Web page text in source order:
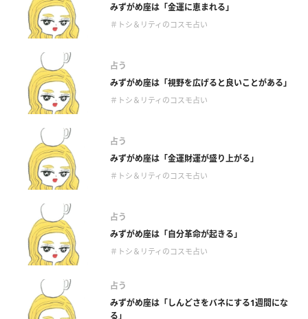
みずがめ座は「金運に恵まれる」
＃トシ＆リティのコスモ占い
占う
みずがめ座は「視野を広げると良いことがある」
＃トシ＆リティのコスモ占い
占う
みずがめ座は「金運財運が盛り上がる」
＃トシ＆リティのコスモ占い
占う
みずがめ座は「自分革命が起きる」
＃トシ＆リティのコスモ占い
占う
みずがめ座は「しんどさをバネにする1週間にな
る」